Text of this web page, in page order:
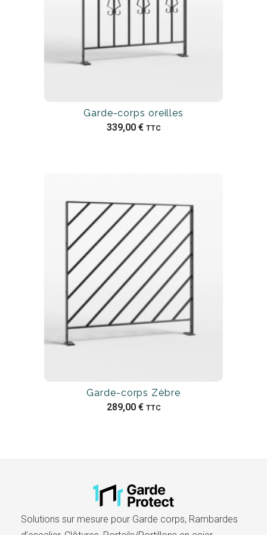
Garde-corps oreilles
339,00 € TTC
Garde-corps Zèbre
289,00 € TTC
Solutions sur mesure pour Garde corps, Rambardes